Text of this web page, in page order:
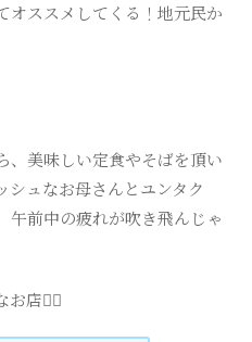
オススメしてくる！地元民か
、美味しい定食やそばを頂い
シュなお母さんとユンタク
午前中の疲れが吹き飛んじゃ
店❤️‍🔥